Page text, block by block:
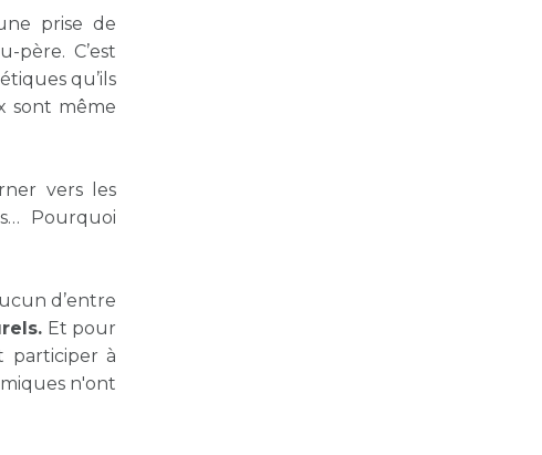
prise de
C’est
qu’ils
sont même
vers les
Pourquoi
d’entre
Et pour
participer à
n'ont